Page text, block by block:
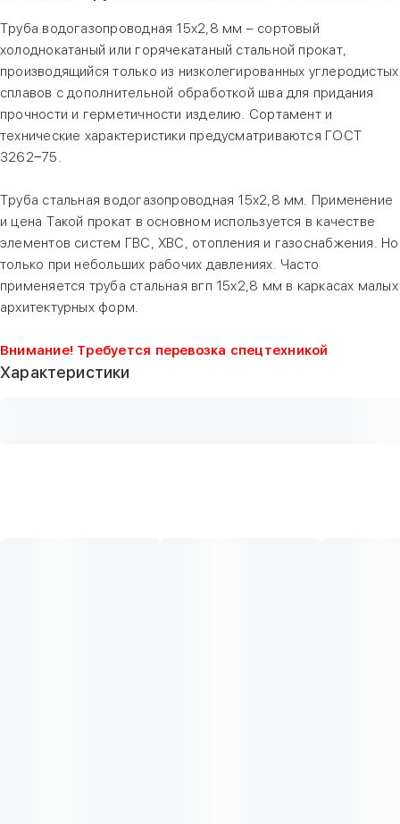
Труба водогазопроводная 15х2,8 мм – сортовый
холоднокатаный или горячекатаный стальной прокат,
производящийся только из низколегированных углеродистых
сплавов с дополнительной обработкой шва для придания
прочности и герметичности изделию. Сортамент и
технические характеристики предусматриваются ГОСТ
3262−75.
Труба стальная водогазопроводная 15х2,8 мм. Применение
и цена Такой прокат в основном используется в качестве
элементов систем ГВС, ХВС, отопления и газоснабжения. Но
только при небольших рабочих давлениях. Часто
применяется труба стальная вгп 15х2,8 мм в каркасах малых
архитектурных форм.
Внимание! Требуется перевозка спецтехникой
Характеристики